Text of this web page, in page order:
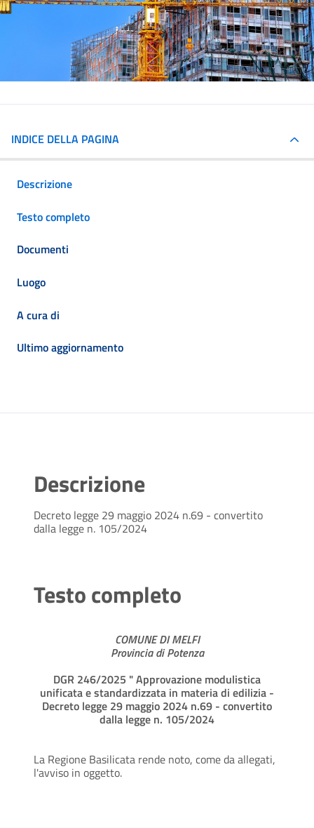
INDICE DELLA PAGINA
Descrizione
Testo completo
Documenti
Luogo
A cura di
Ultimo aggiornamento
Descrizione
Decreto legge 29 maggio 2024 n.69 - convertito
dalla legge n. 105/2024
Testo completo
COMUNE DI MELFI
Provincia di Potenza
DGR 246/2025 " Approvazione modulistica
unificata e standardizzata in materia di edilizia -
Decreto legge 29 maggio 2024 n.69 - convertito
dalla legge n. 105/2024
La Regione Basilicata rende noto, come da allegati,
l'avviso in oggetto.